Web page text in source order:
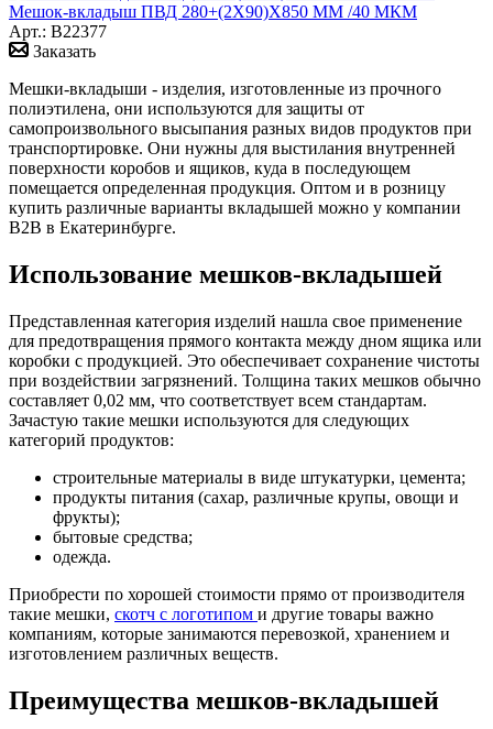
Мешок-вкладыш ПВД 280+(2Х90)Х850 ММ /40 МКМ
Арт.: B22377
Заказать
Мешки-вкладыши - изделия, изготовленные из прочного
полиэтилена, они используются для защиты от
самопроизвольного высыпания разных видов продуктов при
транспортировке. Они нужны для выстилания внутренней
поверхности коробов и ящиков, куда в последующем
помещается определенная продукция. Оптом и в розницу
купить различные варианты вкладышей можно у компании
B2B в Екатеринбурге.
Использование мешков-вкладышей
Представленная категория изделий нашла свое применение
для предотвращения прямого контакта между дном ящика или
коробки с продукцией. Это обеспечивает сохранение чистоты
при воздействии загрязнений. Толщина таких мешков обычно
составляет 0,02 мм, что соответствует всем стандартам.
Зачастую такие мешки используются для следующих
категорий продуктов:
строительные материалы в виде штукатурки, цемента;
продукты питания (сахар, различные крупы, овощи и
фрукты);
бытовые средства;
одежда.
Приобрести по хорошей стоимости прямо от производителя
такие мешки, скотч с логотипом и другие товары важно
компаниям, которые занимаются перевозкой, хранением и
изготовлением различных веществ.
Преимущества мешков-вкладышей